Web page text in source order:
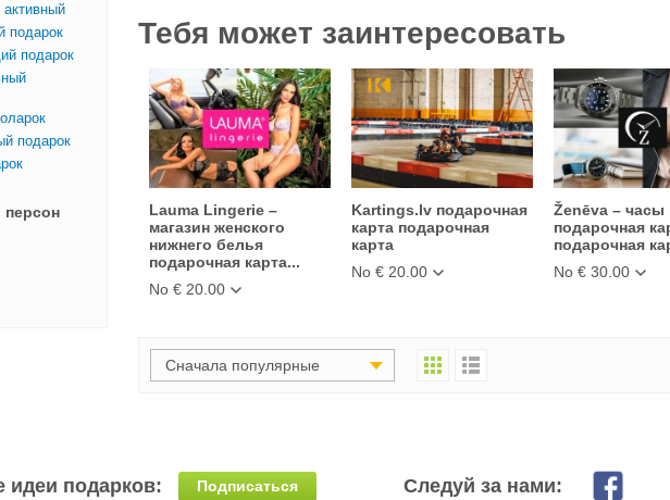
подарок
подарок
подарок
персон
Тебя может заинтересовать
Lauma Lingerie –
магазин женского
нижнего белья
подарочная карта...
No € 20.00
Kartings.lv подарочная
карта подарочная
карта
No € 20.00
Ženēva – часы
подарочная
подарочная
No € 30.00
Сначала популярные
Следуй за нами:
идеи подарков: Подписаться